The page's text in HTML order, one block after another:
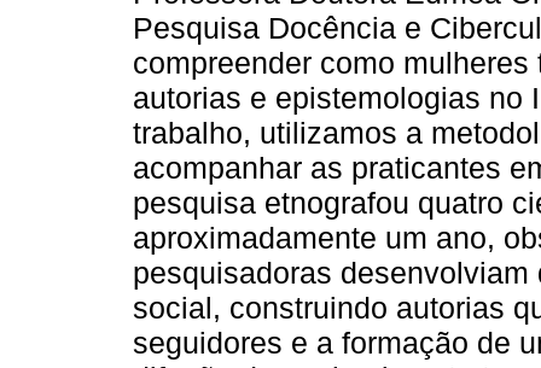
Pesquisa Docência e
compreender como
autorias e epistemologias no
trabalho, utilizamos a
acompanhar as praticantes
pesquisa etnografou quatro
aproximadamente um ano,
pesquisadoras
social, construindo autorias
seguidores e a formação de